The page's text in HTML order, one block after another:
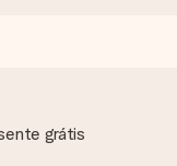
grátis